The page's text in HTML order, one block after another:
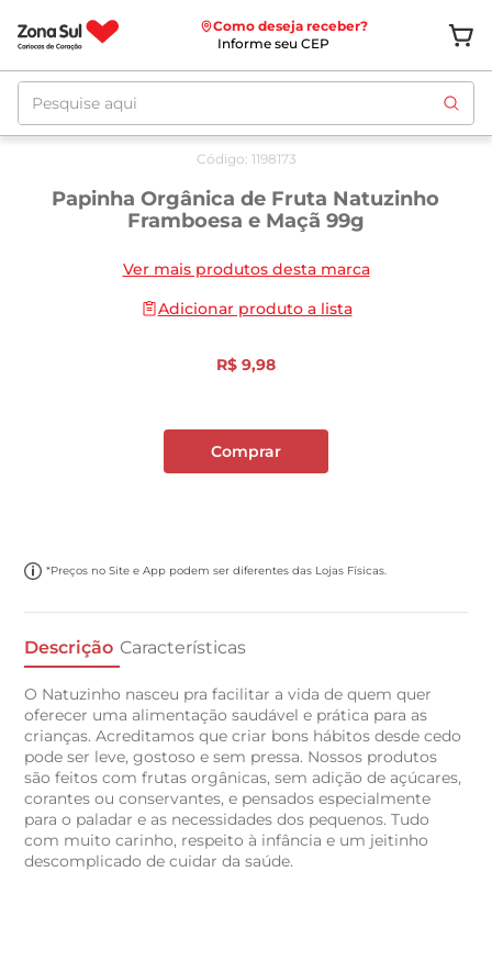
Como deseja receber?
Informe seu CEP
Pesquise aqui
Código: 1198173
Papinha Orgânica de Fruta Natuzinho
Framboesa e Maçã 99g
Ver mais produtos desta marca
Adicionar produto a lista
R$ 9,98
Comprar
*Preços no Site e App podem ser diferentes das Lojas Físicas.
Descrição Características
O Natuzinho nasceu pra facilitar a vida de quem quer
oferecer uma alimentação saudável e prática para as
crianças. Acreditamos que criar bons hábitos desde cedo
pode ser leve, gostoso e sem pressa. Nossos produtos
são feitos com frutas orgânicas, sem adição de açúcares,
corantes ou conservantes, e pensados especialmente
para o paladar e as necessidades dos pequenos. Tudo
com muito carinho, respeito à infância e um jeitinho
descomplicado de cuidar da saúde.